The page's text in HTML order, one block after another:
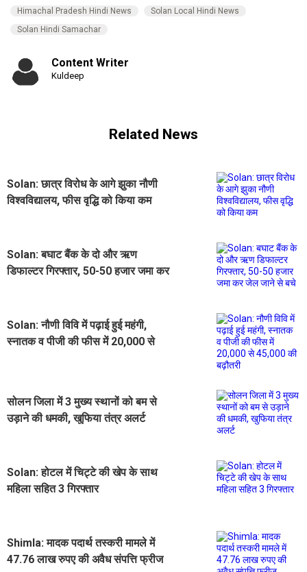
Himachal Pradesh Hindi News
Solan Local Hindi News
Solan Hindi Samachar
Content Writer
Kuldeep
Related News
Solan: छात्र विरोध के आगे झुका नौणी
विश्वविद्यालय, फीस वृद्धि को किया कम
Solan: बघाट बैंक के दो और ऋण
डिफाल्टर गिरफ्तार, 50-50 हजार जमा कर
Solan: नौणी विवि में पढ़ाई हुई महंगी,
स्नातक व पीजी की फीस में 20,000 से
सोलन जिला में 3 मुख्य स्थानों को बम से
उड़ाने की धमकी, खुफिया तंत्र अलर्ट
Solan: होटल में चिट्टे की खेप के साथ
महिला सहित 3 गिरफ्तार
Shimla: मादक पदार्थ तस्करी मामले में
47.76 लाख रुपए की अवैध संपत्ति फ्रीज